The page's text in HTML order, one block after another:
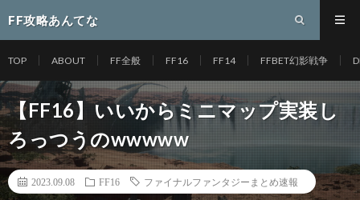
FF攻略あんてな
TOP ABOUT FF全般 FF16 FF14 FFBET幻影戦争
【FF16】いいからミニマップ実装し
ろっつうのwwwww
2023.09.08 FF16 ファイナルファンタジーまとめ速報